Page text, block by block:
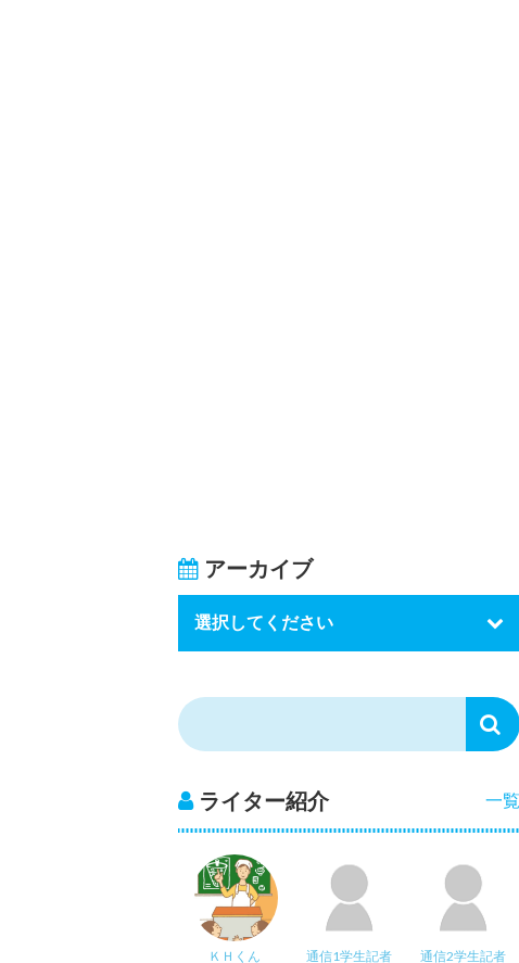
アーカイブ
一覧
ライター紹介
ＫＨくん 通信1学生記者 通信2学生記者